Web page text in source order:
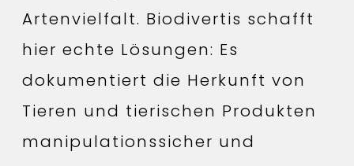
Artenvielfalt. Biodivertis schafft
hier echte Lösungen: Es
dokumentiert die Herkunft von
Tieren und tierischen Produkten
manipulationssicher und